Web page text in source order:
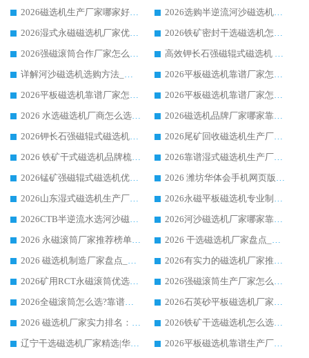
2026磁选机生产厂家哪家好?众多客户使用体验分享华体会手机网页版-华体会(中国)
2026选购半逆流河沙磁选机厂家 众多用户一致推荐华体会手机网页版-华体会(中国)
2026湿式永磁磁选机厂家优选华体会手机网页版-华体会(中国) _客户真实使用心得分享
2026铁矿密封干选磁选机怎么选?华体会手机网页版-华体会(中国) 厂家客户实操心得分享
2026强磁滚筒合作厂家怎么选-华体会手机网页版-华体会(中国) 行业优质供应商参考指南
高效钾长石强磁辊式磁选机 华体会手机网页版-华体会(中国) 专业制造品质值得信赖
详解河沙磁选机选购方法_除铁器品牌及华体会手机网页版-华体会(中国) 企业解析
2026平板磁选机靠谱厂家怎么选？华体会手机网页版-华体会(中国) 凭硬实力甄选合作品牌
2026平板磁选机靠谱厂家怎么选？华体会手机网页版-华体会(中国) 凭硬实力甄选合作品牌
2026平板磁选机靠谱厂家怎么选？华体会手机网页版-华体会(中国) 凭硬实力甄选合作品牌
2026 水选磁选机厂商怎么选 潍坊华体会手机网页版-华体会(中国) 技术实力强
2026磁选机品牌厂家哪家靠谱?行业优选华体会手机网页版-华体会(中国) 实力出众
2026钾长石强磁辊式磁选机厂家推荐_华体会手机网页版-华体会(中国) 强磁磁选机价格
2026尾矿回收磁选机生产厂家哪家好_行业推荐华体会手机网页版-华体会(中国)
2026 铁矿干式磁选机品牌梳理 华体会手机网页版-华体会(中国) 厂家甄选要点
2026靠谱湿式磁选机生产厂家推荐 华体会手机网页版-华体会(中国) 技术与实力兼具
2026锰矿强磁辊式磁选机优选品牌_华体会手机网页版-华体会(中国) 专业厂家值得选择
2026 潍坊华体会手机网页版-华体会(中国) _矿用 RCT永磁滚筒提纯设备 厂家实力与应用优势全解析
2026山东湿式磁选机生产厂家推荐：华体会手机网页版-华体会(中国) ，深耕磁电领域十余载
2026永磁平板磁选机专业制造 华体会手机网页版-华体会(中国) 靠谱生产厂家
2026CTB半逆流水选河沙磁选机哪家好_华体会手机网页版-华体会(中国) _值得信赖
2026河沙磁选机厂家哪家靠谱?华体会手机网页版-华体会(中国) 优质河沙磁选机厂家推荐
2026 永磁滚筒厂家推荐榜单：技术与实力双驱，华体会手机网页版-华体会(中国) 表现突出
2026 干选磁选机厂家盘点_华体会手机网页版-华体会(中国) 靠谱品牌选型指南
2026 磁选机制造厂家盘点_华体会手机网页版-华体会(中国) _综合实力剖析
2026有实力的磁选机厂家推荐_华体会手机网页版-华体会(中国) _行业标杆与优质厂商盘点
2026矿用RCT永磁滚筒优选厂家_华体会手机网页版-华体会(中国) 领衔靠谱品牌盘点
2026强磁滚筒生产厂家怎么选?行业口碑推荐华体会手机网页版-华体会(中国)
2026全磁滚筒怎么选?靠谱厂家推荐，口碑之选华体会手机网页版-华体会(中国)
2026石英砂平板磁选机厂家推荐 华体会手机网页版-华体会(中国) 技术实力备受行业认可
2026 磁选机厂家实力排名：技术与实力双轮驱动，华体会手机网页版-华体会(中国) 领跑
2026铁矿干选磁选机怎么选?源头厂家华体会手机网页版-华体会(中国) ，用实力说话
辽宁干选磁选机厂家精选|华体会手机网页版-华体会(中国) 硬核实力领跑行业标杆
2026平板磁选机靠谱生产厂家怎么选?行业标杆华体会手机网页版-华体会(中国) ，凭硬实力脱颖而出